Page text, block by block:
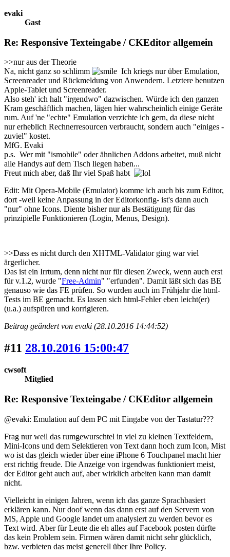
evaki
Gast
Re: Responsive Texteingabe / CKEditor allgemein
>>nur aus der Theorie
Na, nicht ganz so schlimm
Ich kriegs nur über Emulation,
Screenreader und Rückmeldung von Anwendern. Letztere benutzen
Apple-Tablet und Screenreader.
Also steh' ich halt "irgendwo" dazwischen. Würde ich den ganzen
Kram geschäftlich machen, lägen hier wahrscheinlich einige Geräte
rum. Auf 'ne "echte" Emulation verzichte ich gern, da diese nicht
nur erheblich Rechnerresourcen verbraucht, sondern auch "einiges -
zuviel" kostet.
MfG. Evaki
p.s. Wer mit "ismobile" oder ähnlichen Addons arbeitet, muß nicht
alle Handys auf dem Tisch liegen haben...
Freut mich aber, daß Ihr viel Spaß habt
Edit: Mit Opera-Mobile (Emulator) komme ich auch bis zum Editor,
dort -weil keine Anpassung in der Editorkonfig- ist's dann auch
"nur" ohne Icons. Diente bisher nur als Bestätigung für das
prinzipielle Funktionieren (Login, Menus, Design).
>>Dass es nicht durch den XHTML-Validator ging war viel
ärgerlicher.
Das ist ein Irrtum, denn nicht nur für diesen Zweck, wenn auch erst
für v.1.2, wurde "Free-Admin" "erfunden". Damit läßt sich das BE
genauso wie das FE prüfen. So wurden auch im Frühjahr die html-
Tests im BE gemacht. Es lassen sich html-Fehler eben leicht(er)
(u.a.) aufspüren und korrigieren.
Beitrag geändert von evaki (28.10.2016 14:44:52)
#11 28.10.2016 15:00:47
cwsoft
Mitglied
Re: Responsive Texteingabe / CKEditor allgemein
@evaki: Emulation auf dem PC mit Eingabe von der Tastatur???
Frag nur weil das rumgewurschtel in viel zu kleinen Textfeldern,
Mini-Icons und dem Selektieren von Text dann hoch zum Icon, Mist
wo ist das gleich wieder über eine iPhone 6 Touchpanel macht hier
erst richtig freude. Die Anzeige von irgendwas funktioniert meist,
der Editor geht auch auf, aber wirklich arbeiten kann man damit
nicht.
Vielleicht in einigen Jahren, wenn ich das ganze Sprachbasiert
erklären kann. Nur doof wenn das dann erst auf den Servern von
MS, Apple und Google landet um analysiert zu werden bevor es
Text wird. Aber für Leute die eh alles auf Facebook posten dürfte
das kein Problem sein. Firmen wären damit nicht sehr glücklich,
bzw. verbieten das meist generell über Ihre Policy.